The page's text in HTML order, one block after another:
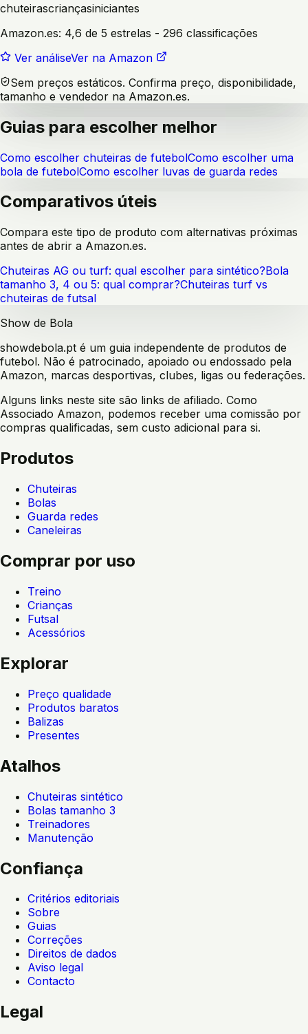
chuteirascriançasiniciantes
Amazon.es: 4,6 de 5 estrelas - 296 classificações
Ver análiseVer na Amazon
Sem preços estáticos. Confirma preço, disponibilidade,
tamanho e vendedor na Amazon.es.
Guias para escolher melhor
Como escolher chuteiras de futebolComo escolher uma
bola de futebolComo escolher luvas de guarda redes
Comparativos úteis
Compara este tipo de produto com alternativas próximas
antes de abrir a Amazon.es.
Chuteiras AG ou turf: qual escolher para sintético?Bola
tamanho 3, 4 ou 5: qual comprar?Chuteiras turf vs
chuteiras de futsal
Show de Bola
showdebola.pt é um guia independente de produtos de
futebol. Não é patrocinado, apoiado ou endossado pela
Amazon, marcas desportivas, clubes, ligas ou federações.
Alguns links neste site são links de afiliado. Como
Associado Amazon, podemos receber uma comissão por
compras qualificadas, sem custo adicional para si.
Produtos
Chuteiras
Bolas
Guarda redes
Caneleiras
Comprar por uso
Treino
Crianças
Futsal
Acessórios
Explorar
Preço qualidade
Produtos baratos
Balizas
Presentes
Atalhos
Chuteiras sintético
Bolas tamanho 3
Treinadores
Manutenção
Confiança
Critérios editoriais
Sobre
Guias
Correções
Direitos de dados
Aviso legal
Contacto
Legal